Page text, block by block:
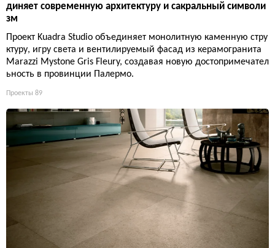
диняет современную архитектуру и сакральный символи
зм
Проект Kuadra Studio объединяет монолитную каменную стру
ктуру, игру света и вентилируемый фасад из керамогранита
Marazzi Mystone Gris Fleury, создавая новую достопримечател
ьность в провинции Палермо.
Проекты 89